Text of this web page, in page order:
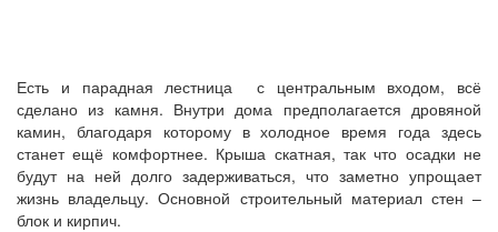
Есть и парадная лестница с центральным входом, всё
сделано из камня. Внутри дома предполагается дровяной
камин, благодаря которому в холодное время года здесь
станет ещё комфортнее. Крыша скатная, так что осадки не
будут на ней долго задерживаться, что заметно упрощает
жизнь владельцу. Основной строительный материал стен –
блок и кирпич.